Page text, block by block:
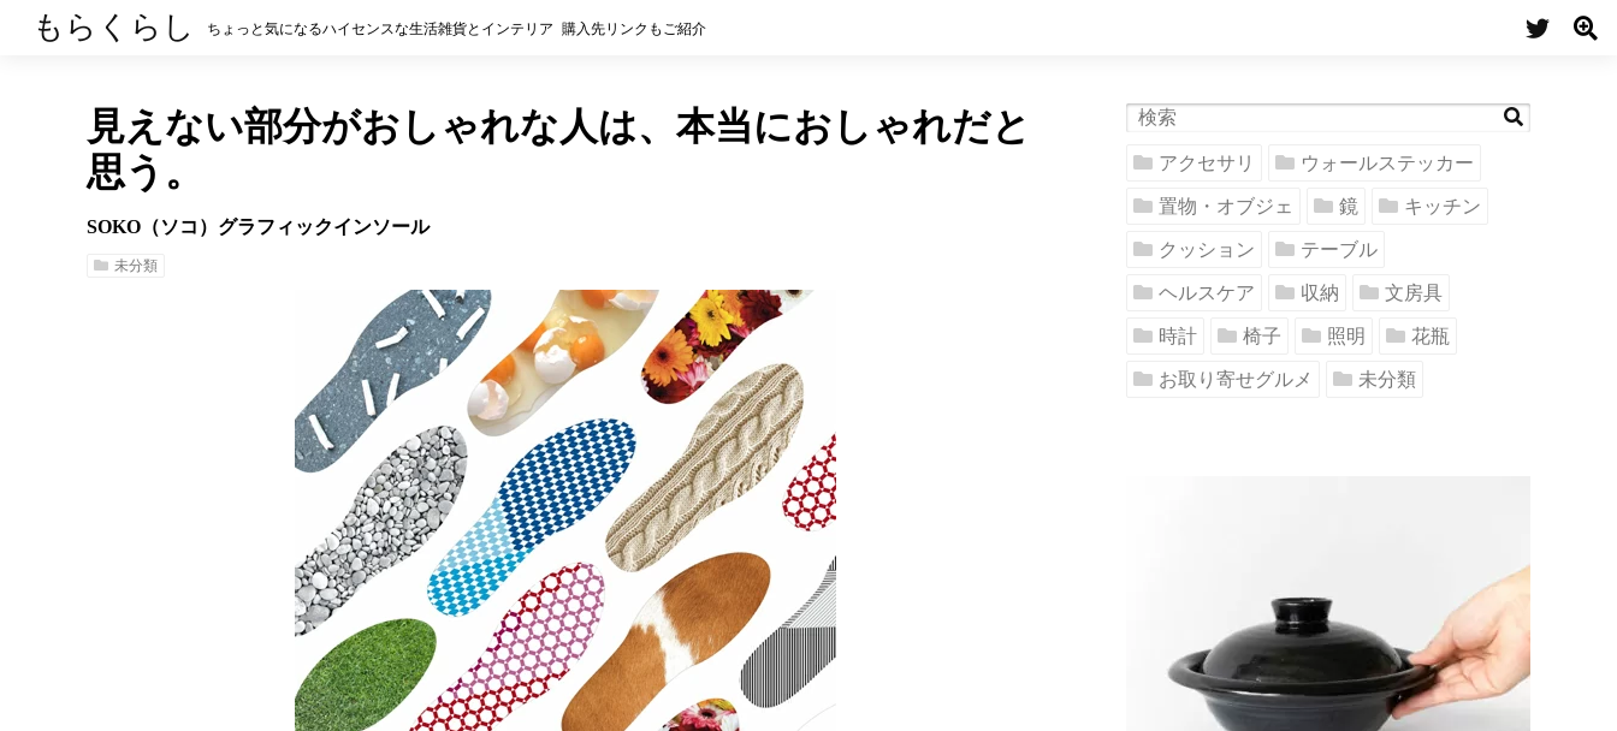
もらくらし ちょっと気になるハイセンスな生活雑貨とインテリア 購入先リンクもご紹介
見えない部分がおしゃれな人は、本当におしゃれだと
思う。
SOKO（ソコ）グラフィックインソール
未分類
アクセサリ ウォールステッカー
置物・オブジェ 鏡 キッチン
クッション テーブル
ヘルスケア 収納 文房具
時計 椅子 照明 花瓶
お取り寄せグルメ 未分類